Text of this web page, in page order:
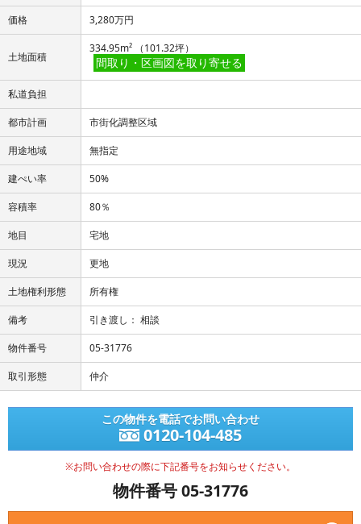
価格 3,280万円
土地面積
334.95m² （101.32坪）
間取り・区画図を取り寄せる
私道負担
都市計画 市街化調整区域
用途地域 無指定
建ぺい率 50%
容積率 80％
地目 宅地
現況 更地
土地権利形態 所有権
備考 引き渡し： 相談
物件番号 05-31776
取引形態 仲介
この物件を電話でお問い合わせ
0120-104-485
※お問い合わせの際に下記番号をお知らせください。
物件番号 05-31776